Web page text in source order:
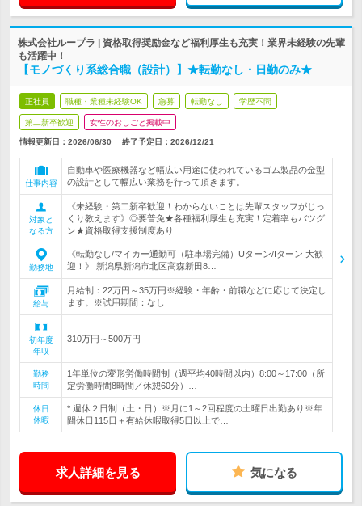
株式会社ループラ | 資格取得奨励金など福利厚生も充実！業界未経験の先輩
も活躍中！
【モノづくり系総合職（設計）】★転勤なし・日勤のみ★
正社員 職種・業種未経験OK 急募 転勤なし 学歴不問
第二新卒歓迎 女性のおしごと掲載中
情報更新日：2026/06/30 終了予定日： 2026/12/21
仕事内容
自動車や医療機器など幅広い用途に使われているゴム製品の金型
の設計として幅広い業務を行って頂きます。
対象と
なる方
《未経験・第二新卒歓迎！わからないことは先輩スタッフがじっ
くり教えます》◎要普免★各種福利厚生も充実！定着率もバツグ
ン★資格取得支援制度あり
勤務地
《転勤なし/マイカー通勤可（駐車場完備）Uターン/Iターン 大歓
迎！》 新潟県新潟市北区高森新田8…
給与
月給制：22万円～35万円※経験・年齢・前職などに応じて決定し
ます。※試用期間：なし
初年度
年収
310万円～500万円
勤務
時間
1年単位の変形労働時間制（週平均40時間以内）8:00～17:00（所
定労働時間8時間／休憩60分）…
休日
休暇
* 週休２日制（土・日）※月に1～2回程度の土曜日出勤あり※年
間休日115日＋有給休暇取得5日以上で…
求人詳細を見る 気になる